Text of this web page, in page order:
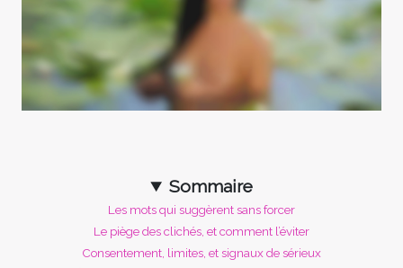
Sommaire
Les mots qui suggèrent sans forcer
Le piège des clichés, et comment l’éviter
Consentement, limites, et signaux de sérieux